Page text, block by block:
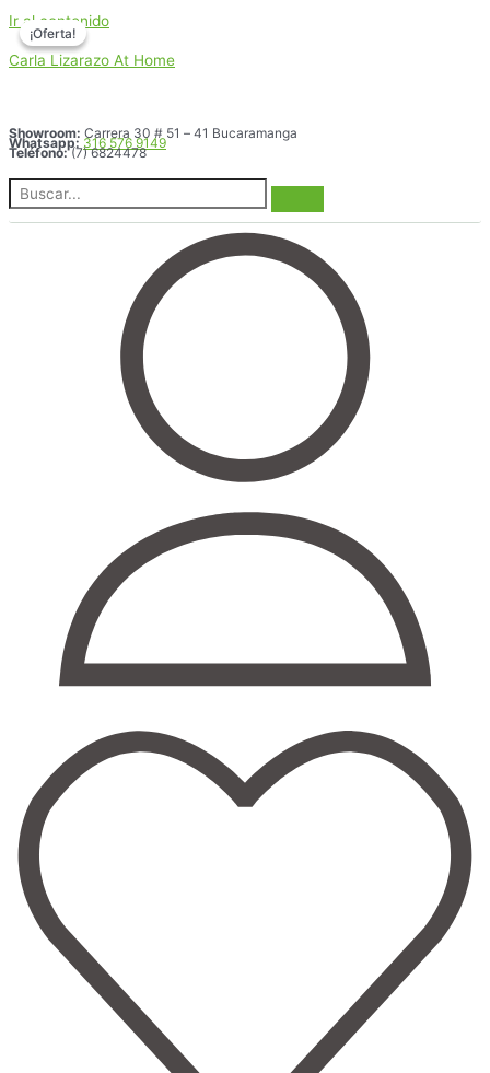
Ir al contenido
Carla Lizarazo At Home
Showroom: Carrera 30 # 51 – 41 Bucaramanga
Whatsapp: 316 576 9149
Teléfono: (7) 6824478
¡Oferta!
¡Oferta!